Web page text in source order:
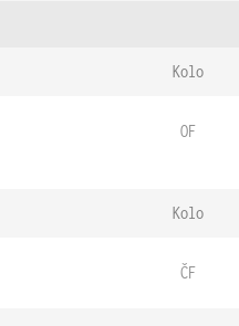
Kolo
OF
Kolo
ČF